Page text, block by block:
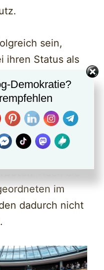
sein,
ihren Status als
EU-Finanzierung
betroffen.
. Auch die
im
dadurch nicht
Demokratie?